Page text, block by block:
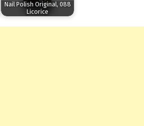
Nail Polish Original, 088
Licorice